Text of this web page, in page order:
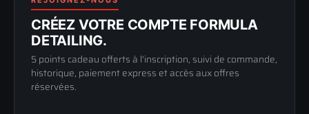
Mentions légales
Confidentialité
Lun-Ven
9h-12h / 14h-17h
CRÉEZ VOTRE COMPTE FORMULA
DETAILING.
5 points cadeau offerts à l'inscription, suivi de commande,
historique, paiement express et accès aux offres
réservées.